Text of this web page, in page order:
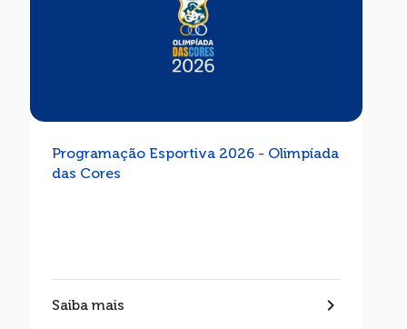
Programação Esportiva 2026 - Olimpíada
das Cores
Saiba mais